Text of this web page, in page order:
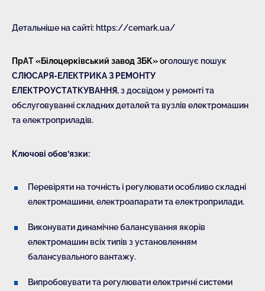
Детальніше на сайті: https://cemark.ua/
ПрАТ «Білоцерківський завод ЗБК»оголошує пошук
СЛЮСАРЯ-ЕЛЕКТРИКА З РЕМОНТУ
ЕЛЕКТРОУСТАТКУВАННЯ, з досвідом у ремонті та
обслуговуванні складних деталей та вузлів електромашин
та електроприладів.
Ключові обов’язки:
Перевіряти на точність і регулювати особливо складні
електромашини, електроапарати та електроприлади.
Виконувати динамічне балансування якорів
електромашин всіх типів з установленням
балансувального вантажу.
Випробовувати та регулювати електричні системи